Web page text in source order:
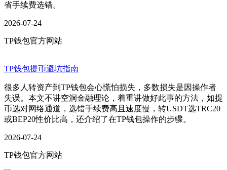
省手续费选错。
2026-07-24
TP钱包官方网站
TP钱包提币避坑指南
很多人转资产到TP钱包会心慌怕损失，多数损失是因操作者
失误。本文不讲空洞金融理论，着重讲做好此事的方法，如提
币选对网络通道，选错手续费高且速度慢，转USDT选TRC20
或BEP20性价比高，还介绍了在TP钱包操作的步骤。
2026-07-24
TP钱包官方网站